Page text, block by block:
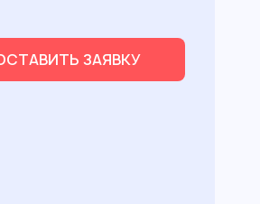
ЗАЯВКУ